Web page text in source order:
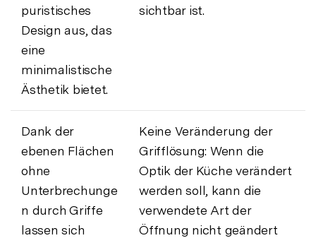
puristisches
Design aus, das
eine
minimalistische
Ästhetik bietet.
sichtbar ist.
Dank der
ebenen Flächen
ohne
Unterbrechunge
n durch Griffe
lassen sich
Keine Veränderung der
Grifflösung: Wenn die
Optik der Küche verändert
werden soll, kann die
verwendete Art der
Öffnung nicht geändert